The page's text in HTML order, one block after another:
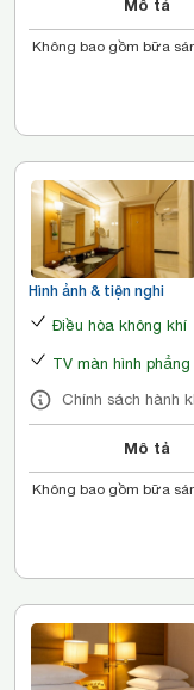
Mô tả
Không bao gồm bữa
Hình ảnh & tiện nghi
Điều hòa không khí
TV màn hình phẳng
Chính sách hành
Mô tả
Không bao gồm bữa